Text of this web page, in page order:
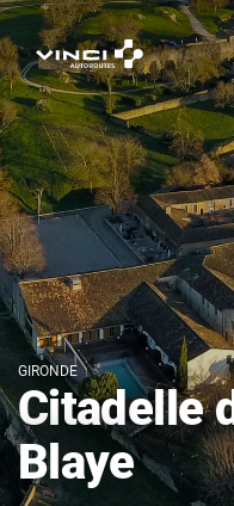
GIRONDE
Citadelle
Blaye